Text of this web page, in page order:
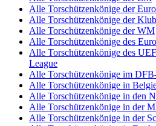
Alle Torschützenkönige der
Alle Torschützenkönige der
Alle Torschützenkönige der WM
Alle Torschützenkönige des
Alle Torschützenkönige des
League
Alle Torschützenkönige im
Alle Torschützenkönige in
Alle Torschützenkönige in den
Alle Torschützenkönige in der
Alle Torschützenkönige in der